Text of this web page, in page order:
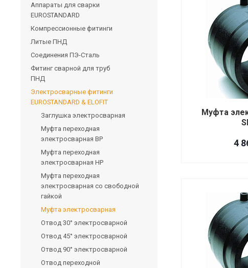
Муфта
4
Аппараты для сварки
EUROSTANDARD
Компрессионные фитинги
Литые ПНД
Соединения ПЭ-Сталь
Фитинг сварной для труб
ПНД
Электросварные фитинги
EUROSTANDARD & ELOFIT
Заглушка электросварная
Муфта переходная
электросварная ВР
Муфта переходная
электросварная НР
Муфта переходная
электросварная со свободной
гайкой
Муфта электросварная
Отвод 30° электросварной
Отвод 45° электросварной
Отвод 90° электросварной
Отвод переходной